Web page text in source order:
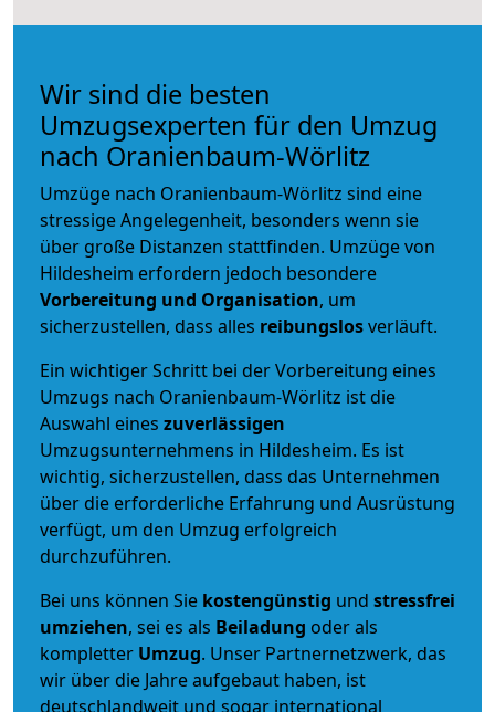
Wir sind die besten
Umzugsexperten für den Umzug
nach Oranienbaum-Wörlitz
Umzüge nach Oranienbaum-Wörlitz sind eine
stressige Angelegenheit, besonders wenn sie
über große Distanzen stattfinden. Umzüge von
Hildesheim erfordern jedoch besondere
Vorbereitung und Organisation, um
sicherzustellen, dass alles reibungslosverläuft.
Ein wichtiger Schritt bei der Vorbereitung eines
Umzugs nach Oranienbaum-Wörlitz ist die
Auswahl eines zuverlässigen
Umzugsunternehmens in Hildesheim. Es ist
wichtig, sicherzustellen, dass das Unternehmen
über die erforderliche Erfahrung und Ausrüstung
verfügt, um den Umzug erfolgreich
durchzuführen.
Bei uns können Sie kostengünstig und stressfrei
umziehen, sei es als Beiladung oder als
kompletter Umzug. Unser Partnernetzwerk, das
wir über die Jahre aufgebaut haben, ist
deutschlandweit und sogar international